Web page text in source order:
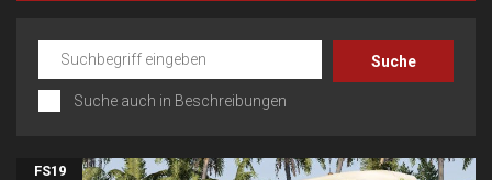
Suche auch in Beschreibungen
FS19